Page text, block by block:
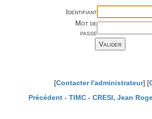
Identifiant
Mot de
passe
[Contacter l'administrateur] [
Précédent - TIMC - CRESI, Jean